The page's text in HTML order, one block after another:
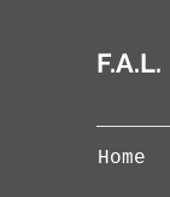
F.A.L.
Home